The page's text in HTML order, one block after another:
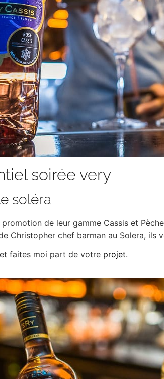
soirée very
soléra
de leur gamme Cassis et
Christopher chef barman au Solera, ils
et faites moi part de votre projet.